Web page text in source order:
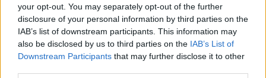
your opt-out. You may separately opt-out of the further
disclosure of your personal information by third parties on the
IAB’s list of downstream participants. This information may
also be disclosed by us to third parties on the IAB’s List of
Downstream Participants that may further disclose it to other
har ringt mens du har vært borte. En
batterisparefunksjon starter automatisk
når det ikke er mottatt noe signal på fire